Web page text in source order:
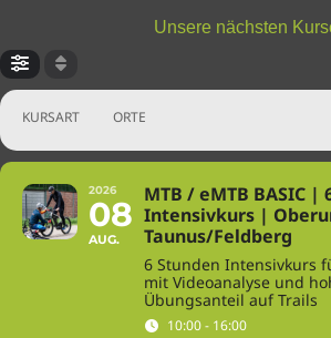
Unsere nächsten
KURSART ORTE
2026
08
AUG.
MTB / eMTB BASIC |
Intensivkurs |
Taunus/Feldberg
6 Stunden Intensivkurs
mit Videoanalyse und
Übungsanteil auf Trails
10:00 - 16:00